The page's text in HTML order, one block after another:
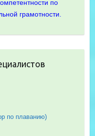
по
грамотности.
по плаванию)